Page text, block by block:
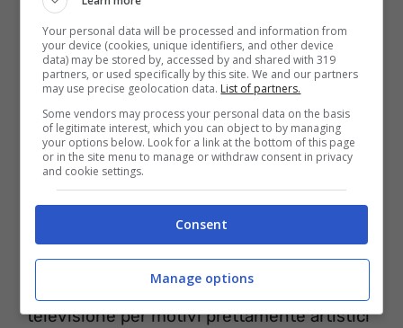
professionale anche da una vera e
profonda amicizia, in nome dalla sua già
sopracitata riservatezza,non possiede
nemmeno sue pagine Social ufficiali per
tenersi in contatto coi suoi fan e con il
grande pubblico televisivo in toto.
non ama nemmeno
rilasciare intervistee/o fare dichiarazioni
che lo riguardino direttamente quando è in
televisione per motivi prettamente artistici
Your personal data will be processed and information from
your device (cookies, unique identifiers, and other device
data) may be stored by, accessed by and shared with 319
partners, or used specifically by this site. We and our partners
may use precise geolocation data. List of partners.
Some vendors may process your personal data on the basis
of legitimate interest, which you can object to by managing
your options below. Look for a link at the bottom of this page
or in the site menu to manage or withdraw consent in privacy
and cookie settings.
Consent
Manage options